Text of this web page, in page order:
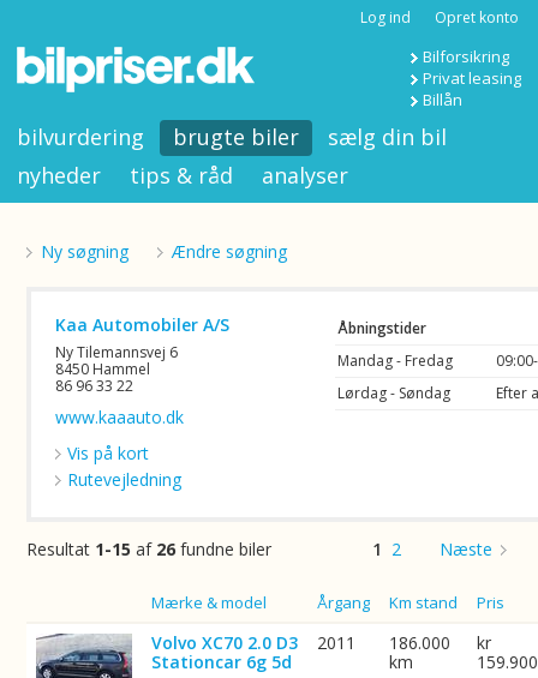
Log ind Opret konto
Bilforsikring
Privat leasing
Billån
bilvurdering brugte biler
sælg din bil
nyheder
tips & råd analyser
Ny søgning Ændre søgning
Kaa Automobiler A/S
Ny Tilemannsvej 6
8450 Hammel
86 96 33 22
www.kaaauto.dk
Vis på kort
Rutevejledning
Åbningstider
Mandag - Fredag
Lørdag - Søndag
Efter
1 2 Næste
Resultat 1-15 af 26 fundne biler
Mærke & model Årgang Km stand Pris
Volvo XC70 2.0 D3
Stationcar 6g 5d
2011
186.000
km
kr
159.900